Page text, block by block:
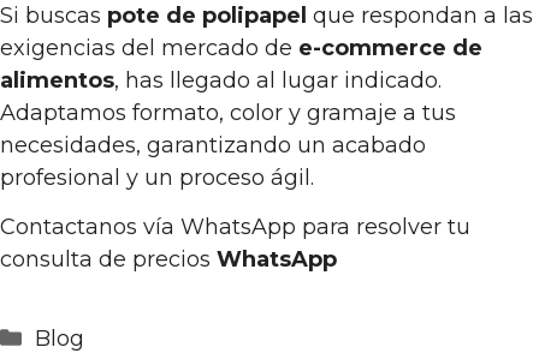
Si buscas pote de polipapel que respondan a las
exigencias del mercado de e-commerce de
alimentos, has llegado al lugar indicado.
Adaptamos formato, color y gramaje a tus
necesidades, garantizando un acabado
profesional y un proceso ágil.
Contactanos vía WhatsApp para resolver tu
consulta de precios WhatsApp
Categorías
Blog